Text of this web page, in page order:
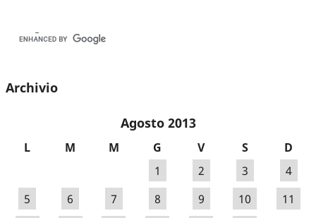
Archivio
Agosto 2013
L M M G V S
D
1
2 3
4
5
6 7 8 9 10
11